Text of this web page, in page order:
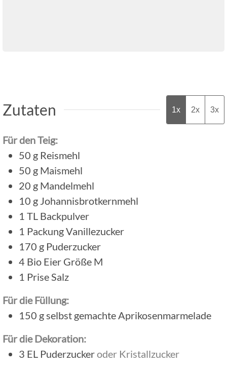
Zutaten 1x 2x 3x
Für den Teig:
50 g Reismehl
50 g Maismehl
20 g Mandelmehl
10 g Johannisbrotkernmehl
1 TL Backpulver
1 PackungVanillezucker
170 g Puderzucker
4 Bio Eier Größe M
1 PriseSalz
Für die Füllung:
150 gselbst gemachte Aprikosenmarmelade
Für die Dekoration:
3 EL Puderzuckeroder Kristallzucker